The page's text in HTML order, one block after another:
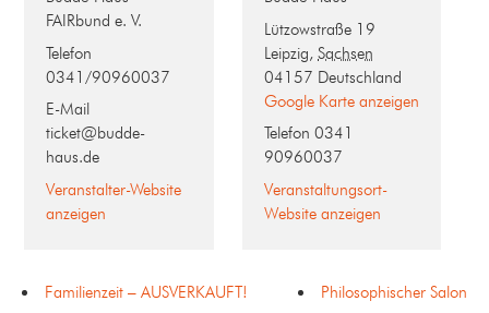
Lützowstraße 19
Leipzig, Sachsen
04157 Deutschland
Google Karte anzeigen
Telefon 0341
90960037
Veranstaltungsort-
Website anzeigen
FAIRbund e. V.
Telefon
0341/90960037
E-Mail
ticket@budde-
haus.de
Veranstalter-Website
anzeigen
Familienzeit – AUSVERKAUFT! Philosophischer Salon